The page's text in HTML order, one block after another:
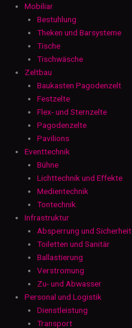
Mobiliar
Bestuhlung
Theken und Barsysteme
Tische
Tischwäsche
Zeltbau
Baukasten Pagodenzelt
Festzelte
Flex- und Sternzelte
Pagodenzelte
Pavilions
Eventtechnik
Bühne
Lichttechnik und Effekte
Medientechnik
Tontechnik
Infrastruktur
Absperrung und Sicherheit
Toiletten und Sanitär
Ballastierung
Verstromung
Zu- und Abwasser
Personal und Logistik
Dienstleistung
Transport